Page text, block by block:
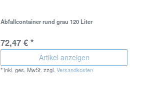
Abfallcontainer rund grau 120 Liter
72,47 € *
Artikel anzeigen
*inkl. ges. MwSt. zzgl.Versandkosten